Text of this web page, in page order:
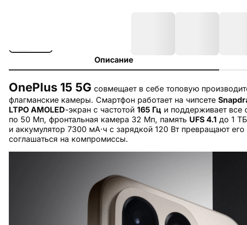
Описание
OnePlus 15 5G совмещает в себе топовую
флагманские камеры. Смартфон работает на чипсете
LTPO AMOLED-экран с частотой 165 Гц и поддерживает все
по 50 Мп, фронтальная камера 32 Мп, память UFS 4.1 до 1
и аккумулятор 7300 мА·ч с зарядкой 120 Вт превращают
соглашаться на компромиссы.